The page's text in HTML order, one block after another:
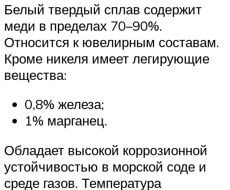
Белый твердый сплав содержит
меди в пределах 70–90%.
Относится к ювелирным составам.
Кроме никеля имеет легирующие
вещества:
0,8% железа;
1% марганец.
Обладает высокой коррозионной
устойчивостью в морской соде и
среде газов. Температура